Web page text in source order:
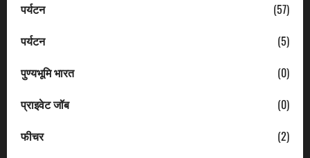
पर्यटन
(57)
पर्यटन
(5)
पुण्यभूमि भारत
(0)
प्राइवेट जॉब
(0)
फीचर
(2)